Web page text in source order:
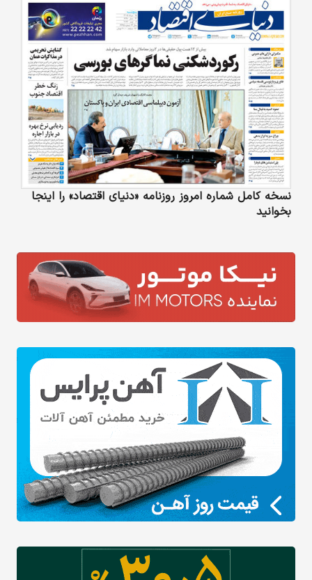
نسخه کامل شماره امروز روزنامه «دنیای‌ اقتصاد» را اینجا
بخوانید